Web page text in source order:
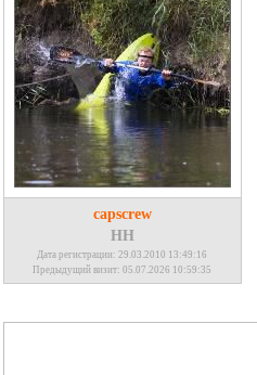
capscrew
НН
Дата регистрации: 29.03.2010 13:49:16
Предыдущий визит: 05.07.2026 10:59:35